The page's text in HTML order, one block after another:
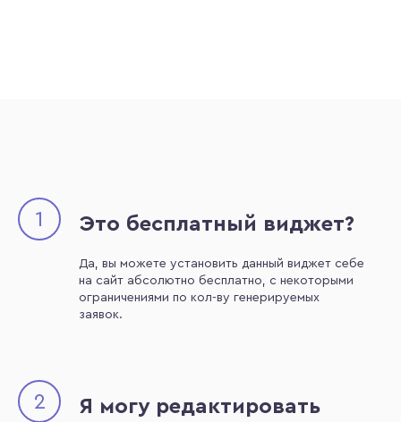
1 Это бесплатный виджет?
Да, вы можете установить данный виджет себе
на сайт абсолютно бесплатно, с некоторыми
ограничениями по кол-ву генерируемых
заявок.
2
Я могу редактировать